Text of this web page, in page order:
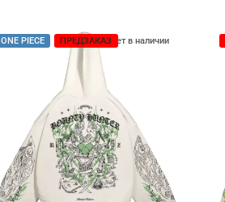
Нет в наличии
ONE PIECE ПРЕДЗАКАЗ